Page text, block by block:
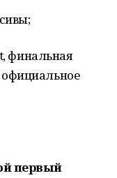
финальная
официальное
первый